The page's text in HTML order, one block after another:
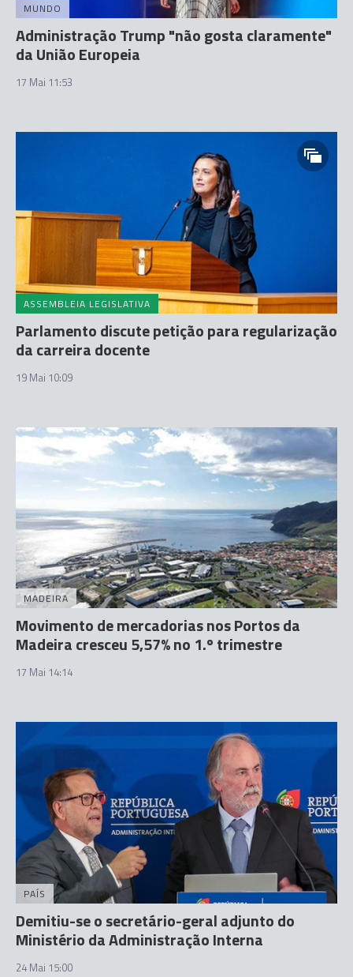
MUNDO
Administração Trump "não gosta claramente"
da União Europeia
17 Mai 11:53
ASSEMBLEIA LEGISLATIVA
Parlamento discute petição para regularização
da carreira docente
19 Mai 10:09
MADEIRA
Movimento de mercadorias nos Portos da
Madeira cresceu 5,57% no 1.º trimestre
17 Mai 14:14
PAÍS
Demitiu-se o secretário-geral adjunto do
Ministério da Administração Interna
24 Mai 15:00